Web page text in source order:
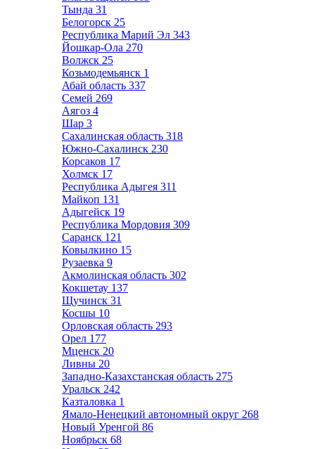
Тында 31
Белогорск 25
Республика Марий Эл 343
Йошкар-Ола 270
Волжск 25
Козьмодемьянск 1
Абай область 337
Семей 269
Аягоз 4
Шар 3
Сахалинская область 318
Южно-Сахалинск 230
Корсаков 17
Холмск 17
Республика Адыгея 311
Майкоп 131
Адыгейск 19
Республика Мордовия 309
Саранск 121
Ковылкино 15
Рузаевка 9
Акмолинская область 302
Кокшетау 137
Щучинск 31
Косшы 10
Орловская область 293
Орел 177
Мценск 20
Ливны 20
Западно-Казахстанская область 275
Уральск 242
Казталовка 1
Ямало-Ненецкий автономный округ 268
Новый Уренгой 86
Ноябрьск 68